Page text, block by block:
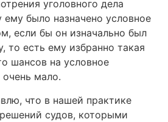
уголовного дела
было назначено условное
если бы он изначально был
то есть ему избранно такая
шансов на условное
мало.
что в нашей практике
судов, которыми